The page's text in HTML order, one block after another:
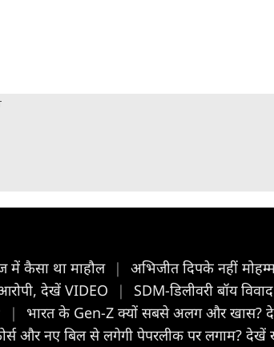
में कैसा था माहौल |
अभिजीत दिपके नहीं
देखें VIDEO |
SDM-डिलीवरी बॉय
| भारत के Gen-Z क्यों सबसे अलग और खास?
और नए बिल से लगेगी पेपरलीक पर लगाम? देखें